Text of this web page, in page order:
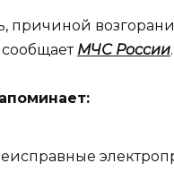
причиной
сообщает МЧС России.